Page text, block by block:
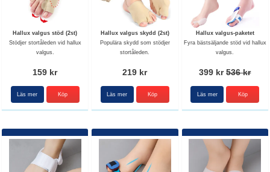
Hallux valgus stöd (2st)
Stödjer stortåleden vid hallux
valgus.
159 kr
Läs mer Köp
Hallux valgus skydd (2st)
Populära skydd som stödjer
stortåleden.
219 kr
Läs mer Köp
Hallux valgus-paketet
Fyra bästsäljande stöd vid hallux
valgus.
399 kr536 kr
Läs mer Köp